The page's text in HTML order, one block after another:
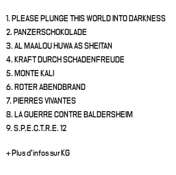
1. PLEASE PLUNGE THIS WORLD INTO DARKNESS
2. PANZERSCHOKOLADE
3. AL MAALOU HUWA AS SHEITAN
4. KRAFT DURCH SCHADENFREUDE
5. MONTE KALI
6. ROTER ABENDBRAND
7. PIERRES VIVANTES
8. LA GUERRE CONTRE BALDERSHEIM
9. S.P.E.C.T.R.E. 12
+ Plus d'infos sur KG